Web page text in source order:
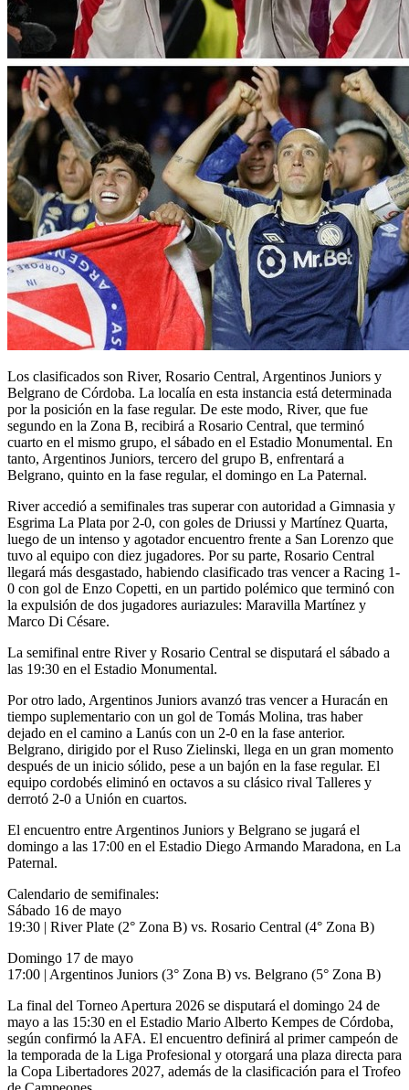
Los clasificados son River, Rosario Central, Argentinos Juniors y
Belgrano de Córdoba. La localía en esta instancia está determinada
por la posición en la fase regular. De este modo, River, que fue
segundo en la Zona B, recibirá a Rosario Central, que terminó
cuarto en el mismo grupo, el sábado en el Estadio Monumental. En
tanto, Argentinos Juniors, tercero del grupo B, enfrentará a
Belgrano, quinto en la fase regular, el domingo en La Paternal.
River accedió a semifinales tras superar con autoridad a Gimnasia y
Esgrima La Plata por 2-0, con goles de Driussi y Martínez Quarta,
luego de un intenso y agotador encuentro frente a San Lorenzo que
tuvo al equipo con diez jugadores. Por su parte, Rosario Central
llegará más desgastado, habiendo clasificado tras vencer a Racing 1-
0 con gol de Enzo Copetti, en un partido polémico que terminó con
la expulsión de dos jugadores auriazules: Maravilla Martínez y
Marco Di Césare.
La semifinal entre River y Rosario Central se disputará el sábado a
las 19:30 en el Estadio Monumental.
Por otro lado, Argentinos Juniors avanzó tras vencer a Huracán en
tiempo suplementario con un gol de Tomás Molina, tras haber
dejado en el camino a Lanús con un 2-0 en la fase anterior.
Belgrano, dirigido por el Ruso Zielinski, llega en un gran momento
después de un inicio sólido, pese a un bajón en la fase regular. El
equipo cordobés eliminó en octavos a su clásico rival Talleres y
derrotó 2-0 a Unión en cuartos.
El encuentro entre Argentinos Juniors y Belgrano se jugará el
domingo a las 17:00 en el Estadio Diego Armando Maradona, en La
Paternal.
Calendario de semifinales:
Sábado 16 de mayo
19:30 | River Plate (2° Zona B) vs. Rosario Central (4° Zona B)
Domingo 17 de mayo
17:00 | Argentinos Juniors (3° Zona B) vs. Belgrano (5° Zona B)
La final del Torneo Apertura 2026 se disputará el domingo 24 de
mayo a las 15:30 en el Estadio Mario Alberto Kempes de Córdoba,
según confirmó la AFA. El encuentro definirá al primer campeón de
la temporada de la Liga Profesional y otorgará una plaza directa para
la Copa Libertadores 2027, además de la clasificación para el Trofeo